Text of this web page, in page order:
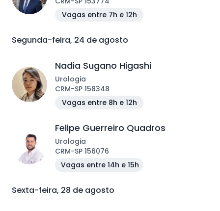
Vagas entre 7h e 12h
Segunda-feira, 24 de agosto
Nadia Sugano Higashi
Urologia
CRM-SP 158348
Vagas entre 8h e 12h
Felipe Guerreiro Quadros
Urologia
CRM-SP 156076
Vagas entre 14h e 15h
Sexta-feira, 28 de agosto